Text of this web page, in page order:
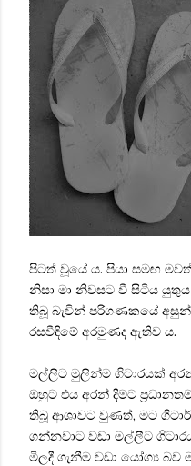
පිටත් වූයේ ය. පියා සමඟ
නිසා මා නිවසට වී සිටිය
තිබූ බැවින් පරිගණකයේ
රසවීඳිමේ අරමුණද ඇතිව ය.
මල්ලීට මුලින්ම ගිටාරයක්
ඔහුට එය අරන් දීමට
තිබූ ආශාවට වුණත්, මට
ගන්නවාට වඩා මල්ලීට
මිලදී ගැනීම වඩා යෝග්‍ය